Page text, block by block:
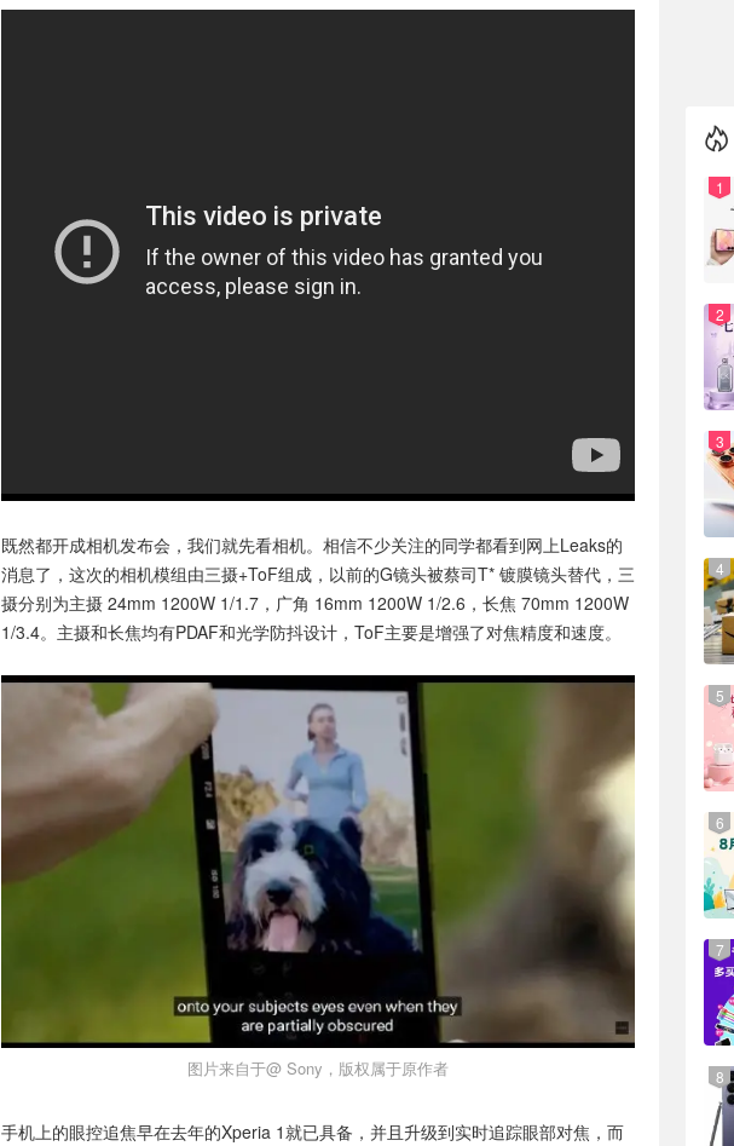
既然都开成相机发布会，我们就先看相机。相信不少关注的同学都看到网上Leaks的
消息了，这次的相机模组由三摄+ToF组成，以前的G镜头被蔡司T* 镀膜镜头替代，三
摄分别为主摄 24mm 1200W 1/1.7，广角 16mm 1200W 1/2.6，长焦 70mm 1200W
1/3.4。主摄和长焦均有PDAF和光学防抖设计，ToF主要是增强了对焦精度和速度。
图片来自于@ Sony，版权属于原作者
手机上的眼控追焦早在去年的Xperia 1就已具备，并且升级到实时追踪眼部对焦，而